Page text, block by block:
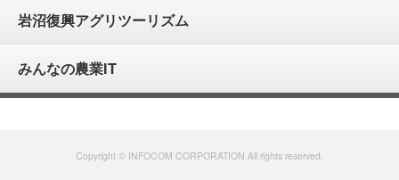
岩沼復興アグリツーリズム
みんなの農業IT
Copyright © INFOCOM CORPORATION All rights reserved.